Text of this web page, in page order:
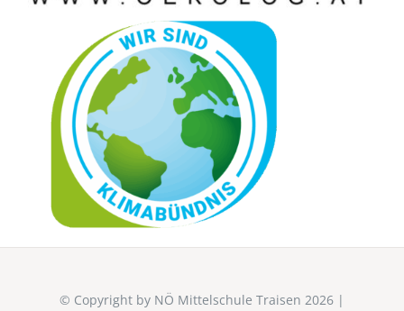
© Copyright by NÖ Mittelschule Traisen 2026 |